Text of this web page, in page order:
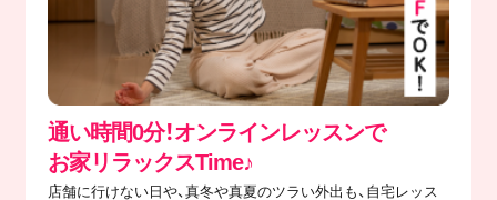
通い時間0分！オンラインレッスンで
​お家リラックスTime♪
店舗に行けない日や、真冬や真夏のツラい外出も、自宅レッス